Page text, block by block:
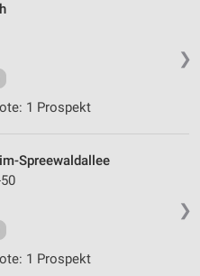
❯
1 Prospekt
❯
Spreewaldallee
1 Prospekt
Inhalten